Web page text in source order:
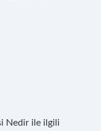
Nedir ile ilgili